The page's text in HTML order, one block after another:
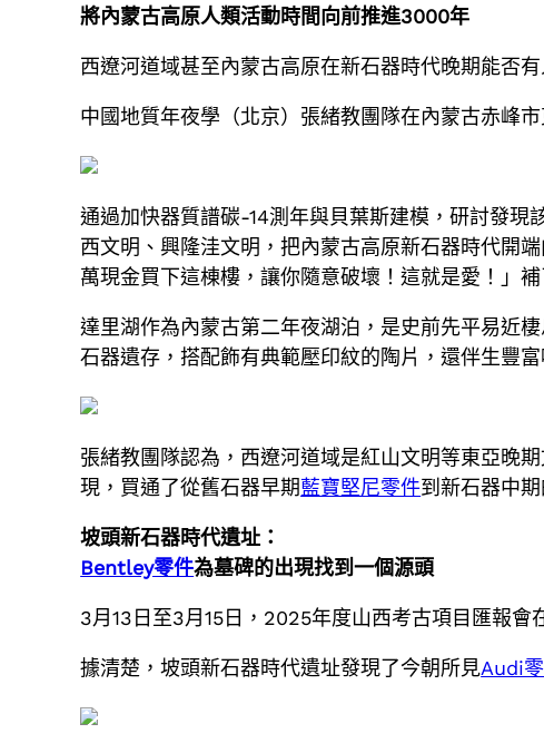
將內蒙古高原人類活動時間向前推進3000年
西遼河道域甚至內蒙古高原在新石器時代晚期能否
中國地質年夜學（北京）張緒教團隊在內蒙古赤峰
通過加快器質譜碳-14測年與貝葉斯建模，研討發現
西文明、興隆洼文明，把內蒙古高原新石器時代開
萬現金買下這棟樓，讓你隨意破壞！這就是愛！」
達里湖作為內蒙古第二年夜湖泊，是史前先平易近
石器遺存，搭配飾有典範壓印紋的陶片，還伴生豐
張緒教團隊認為，西遼河道域是紅山文明等東亞晚
現，買通了從舊石器早期藍寶堅尼零件到新石器中
坡頭新石器時代遺址：
Bentley零件為墓碑的出現找到一個源頭
3月13日至3月15日，2025年度山西考古項目匯報
據清楚，坡頭新石器時代遺址發現了今朝所見Audi